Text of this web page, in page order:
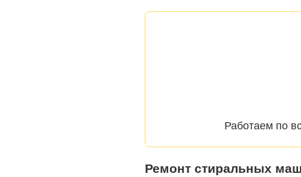
Работаем по
Ремонт стиральных